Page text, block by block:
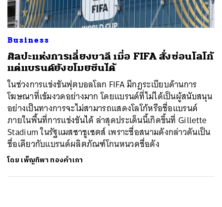
Business
ศิลปะแห่งการเลี่ยงบาลี เมื่อ FIFA สั่งซ่อนโลโก้
แต่แบรนด์ยังขโมยซีนได้
ในช่วงการแข่งขันฟุตบอลโลก FIFA มีกฎระเบียบด้านการ
โฆษณาที่เข้มงวดอย่างมาก โดยแบรนด์ที่ไม่ได้เป็นผู้สนับสนุน
อย่างเป็นทางการจะไม่สามารถแสดงโลโก้หรือชื่อแบรนด์
ภายในพื้นที่การแข่งขันได้ ล่าสุดประเด็นนี้เกิดขึ้นที่ Gillette
Stadium ในรัฐแมสซาชูเซตส์ เพราะชื่อสนามดังกล่าวดันเป็น
ชื่อเดียวกับแบรนด์ผลิตภัณฑ์โกนหนวดชื่อดัง
โดย เพ็ญทิพา ทองคำเภา
ค้นหา